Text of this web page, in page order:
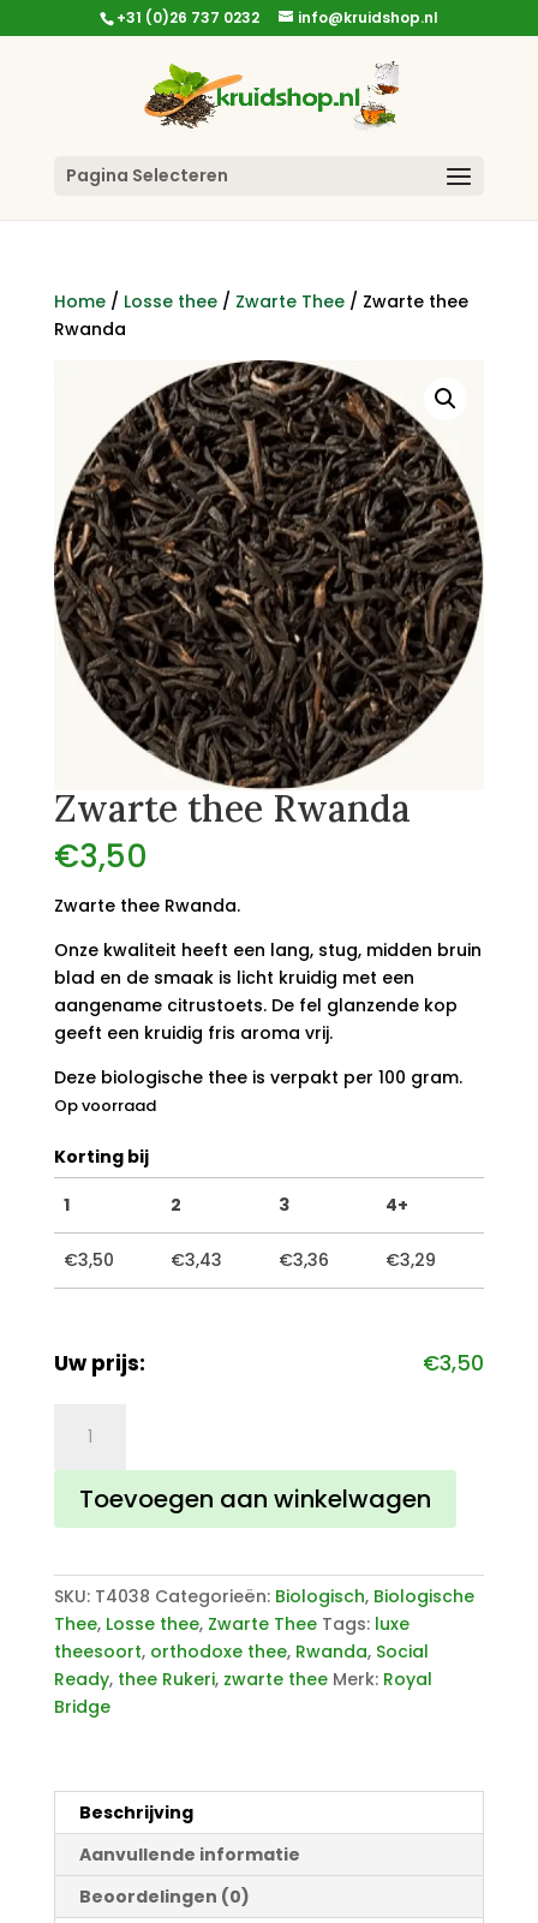
+31 (0)26 737 0232 info@kruidshop.nl
Pagina Selecteren
Home/ Losse thee/ Zwarte Thee/ Zwarte thee
Rwanda
Zwarte thee Rwanda
€3,50
Zwarte thee Rwanda.
Onze kwaliteit heeft een lang, stug, midden bruin
blad en de smaak is licht kruidig ​​met een
aangename citrustoets. De fel glanzende kop
geeft een kruidig fris aroma vrij.
Deze biologische thee is verpakt per 100 gram.
Op voorraad
Korting bij
1
2 3 4+
€3,50 €3,43 €3,36 €3,29
Uw prijs: €3,50
thee
Rwanda
aantal
Toevoegen aan winkelwagen
SKU: T4038 Categorieën: Biologisch, Biologische
Thee, Losse thee, Zwarte Thee Tags: luxe
theesoort, orthodoxe thee, Rwanda, Social
Ready, thee Rukeri, zwarte thee Merk: Royal
Bridge
Beschrijving
Aanvullende informatie
Beoordelingen (0)